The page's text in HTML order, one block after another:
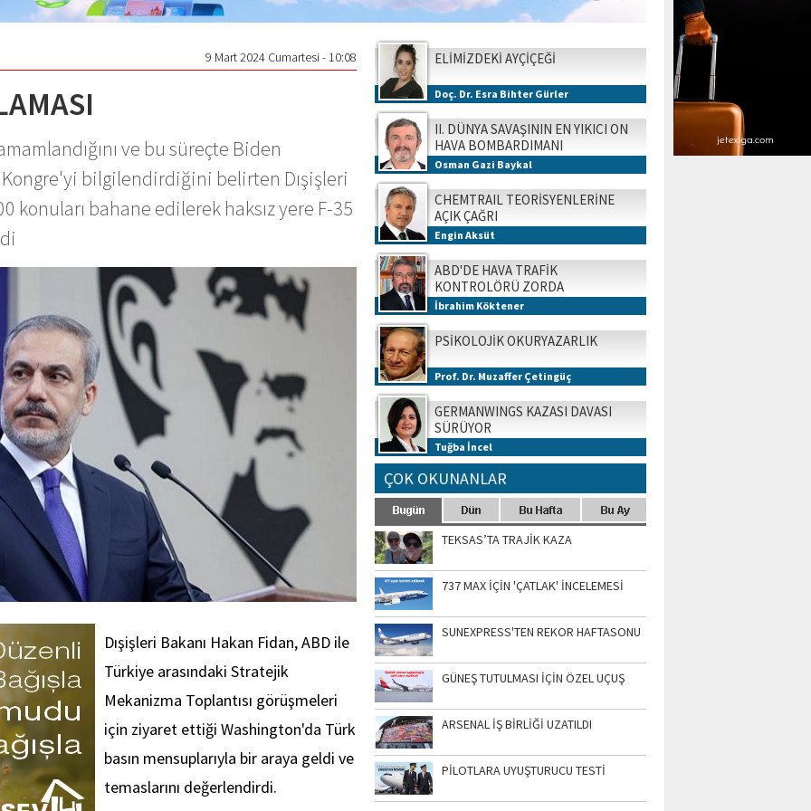
9 Mart 2024 Cumartesi - 10:08
ve bu süreçte Biden
bilgilendirdiğini belirten Dışişleri
konuları bahane edilerek haksız yere F-35
Dışişleri Bakanı Hakan Fidan, ABD ile
Türkiye arasındaki Stratejik
Mekanizma Toplantısı görüşmeleri
için ziyaret ettiği Washington'da Türk
basın mensuplarıyla bir araya geldi ve
temaslarını değerlendirdi.
ELİMİZDEKİ AYÇİÇEĞİ
Doç. Dr. Esra Bihter Gürler
II. DÜNYA SAVAŞININ EN YIKICI ON
HAVA BOMBARDIMANI
Osman Gazi Baykal
CHEMTRAIL TEORİSYENLERİNE
AÇIK ÇAĞRI
Engin Aksüt
ABD'DE HAVA TRAFİK
KONTROLÖRÜ ZORDA
İbrahim Köktener
PSİKOLOJİK OKURYAZARLIK
Prof. Dr. Muzaffer Çetingüç
GERMANWINGS KAZASI DAVASI
SÜRÜYOR
Tuğba İncel
ÇOK OKUNANLAR
TEKSAS’TA TRAJİK KAZA
737 MAX İÇİN 'ÇATLAK' İNCELEMESİ
SUNEXPRESS'TEN REKOR HAFTASONU
GÜNEŞ TUTULMASI İÇİN ÖZEL UÇUŞ
ARSENAL İŞ BİRLİĞİ UZATILDI
PİLOTLARA UYUŞTURUCU TESTİ